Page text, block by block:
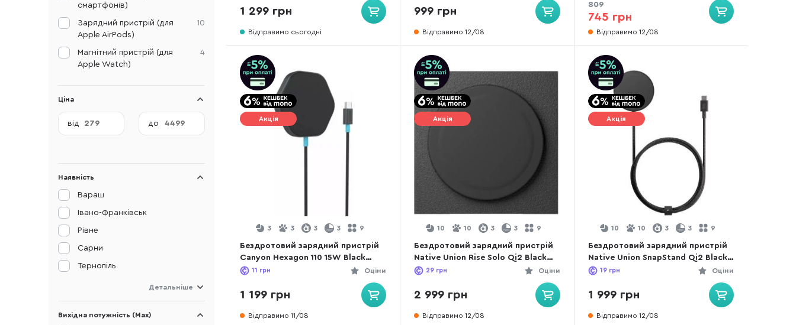
1 299 грн
Відправимо сьогодні
999 грн
Відправимо 12/08
809
745 грн
Відправимо 12/08
Акція
3 3 3 3 9
Бездротовий зарядний пристрій
Canyon Hexagon 110 15W Black
(CNS-WCS110)
Оціни
11 грн
1 199 грн
Відправимо 11/08
Акція
10 10 3 3 9
Бездротовий зарядний пристрій
Native Union Rise Solo Qi2 Black
(RS-SL-BLK)
Оціни
29 грн
2 999 грн
Відправимо 12/08
Акція
10 10 3 3 9
Бездротовий зарядний пристрій
Native Union SnapStand Qi2 Black
(SNST-QI2-BLK)
Оціни
19грн
1 999 грн
Відправимо 12/08
смартфонів)
10
Зарядний пристрій (для
Apple AirPods)
4
Магнітний пристрій (для
Apple Watch)
Ціна
від до
Наявність
Вараш
Івано-Франківськ
Рівне
Сарни
Тернопіль
Детальніше
Вихідна потужність (Max)